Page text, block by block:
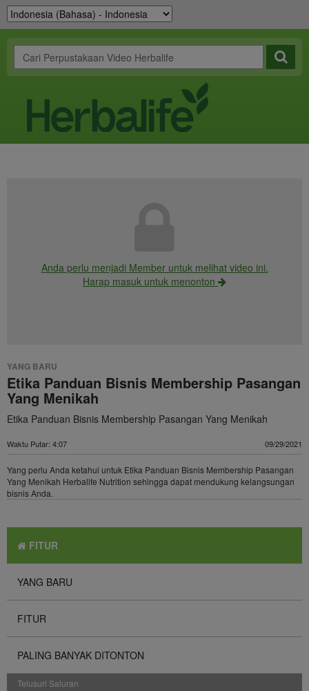
Anda perlu menjadi Member untuk melihat video ini.
Harap masuk untuk menonton
YANG BARU
Etika Panduan Bisnis Membership Pasangan
Yang Menikah
Etika Panduan Bisnis Membership Pasangan Yang Menikah
Waktu Putar: 4:07 09/29/2021
Yang perlu Anda ketahui untuk Etika Panduan Bisnis Membership Pasangan
Yang Menikah Herbalife Nutrition sehingga dapat mendukung kelangsungan
bisnis Anda.
FITUR
YANG BARU
FITUR
PALING BANYAK DITONTON
Telusuri Saluran